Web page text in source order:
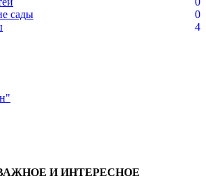
сады
0
4
И ИНТЕРЕСНОЕ